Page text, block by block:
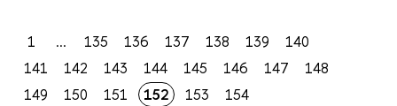
1 ... 135 136 137 138 139
140
141
142 143 144 145 146 147
148
149
150 151 152 153 154